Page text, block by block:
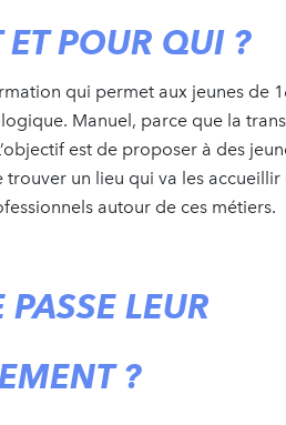
ET POUR QUI ?
qui permet aux jeunes de
Manuel, parce que la
est de proposer à des
trouver un lieu qui va les
autour de ces métiers.
LEUR
?